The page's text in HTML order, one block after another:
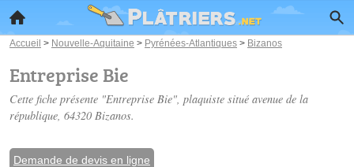
Accueil > Nouvelle-Aquitaine > Pyrénées-Atlantiques > Bizanos
Entreprise Bie
Cette fiche présente "Entreprise Bie", plaquiste situé avenue de la
république, 64320 Bizanos.
Demande de devis en ligne